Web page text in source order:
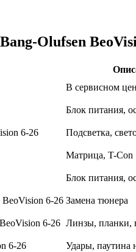
Olufsen
В сервисном
Блок питания,
6-26 Подсветка,
Матрица, T-Con
Блок питания,
6-26 Замена тюнера
6-26 Линзы, планки,
6-26 Удары, паутина